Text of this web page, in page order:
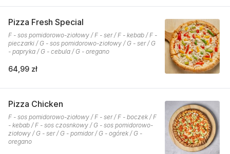
Pizza Fresh Special
F - sos pomidorowo-ziołowy / F - ser / F - kebab / F -
pieczarki / G - sos pomidorowo-ziołowy / G - ser / G
- papryka / G - cebula / G - oregano
64,99 zł
Pizza Chicken
F - sos pomidorowo-ziołowy / F - ser / F - boczek / F
- kebab / F - sos czosnkowy / G - sos pomidorowo-
ziołowy / G - ser / G - pomidor / G - ogórek / G -
oregano